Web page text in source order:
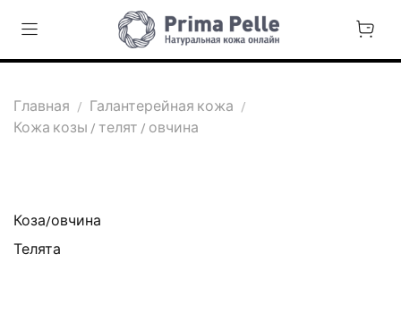
Главная
Галантерейная кожа
Кожа козы / телят / овчина
Коза/овчина
Телята